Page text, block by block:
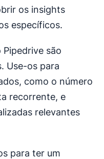
os insights
específicos.
são
Use-os para
como o número
recorrente, e
relevantes
para ter um